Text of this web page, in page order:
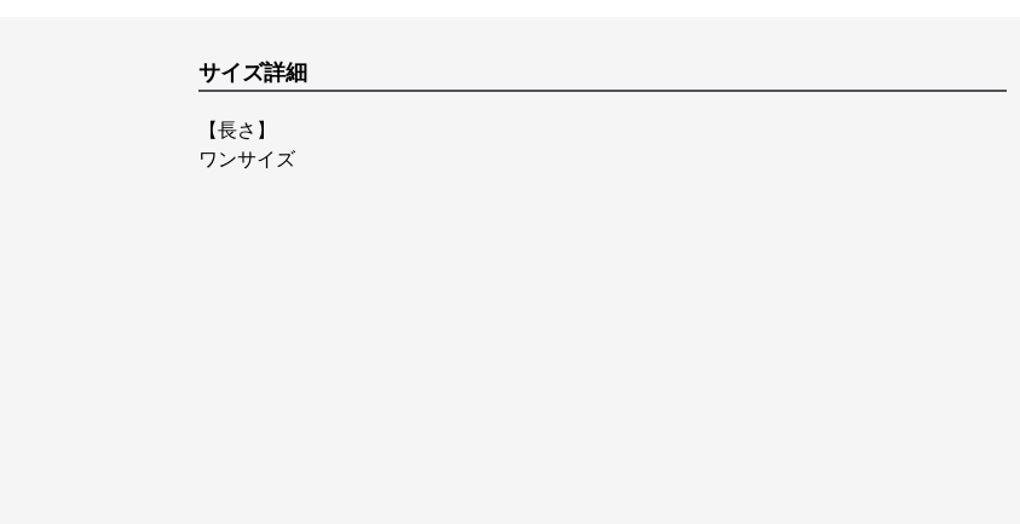
サイズ詳細
【長さ】
ワンサイズ